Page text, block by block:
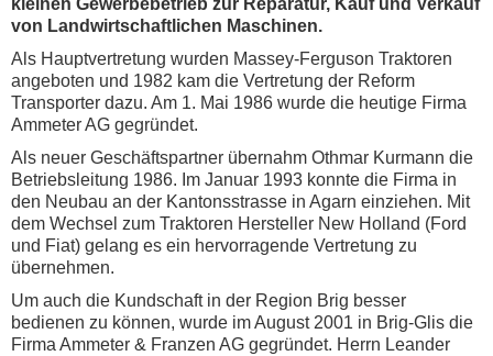
kleinen Gewerbebetrieb zur Reparatur, Kauf und Verkauf
von Landwirtschaftlichen Maschinen.
Als Hauptvertretung wurden Massey-Ferguson Traktoren
angeboten und 1982 kam die Vertretung der Reform
Transporter dazu. Am 1. Mai 1986 wurde die heutige Firma
Ammeter AG gegründet.
Als neuer Geschäftspartner übernahm Othmar Kurmann die
Betriebsleitung 1986. Im Januar 1993 konnte die Firma in
den Neubau an der Kantonsstrasse in Agarn einziehen. Mit
dem Wechsel zum Traktoren Hersteller New Holland (Ford
und Fiat) gelang es ein hervorragende Vertretung zu
übernehmen.
Um auch die Kundschaft in der Region Brig besser
bedienen zu können, wurde im August 2001 in Brig-Glis die
Firma Ammeter & Franzen AG gegründet. Herrn Leander